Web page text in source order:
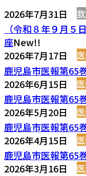
2026年7月31日
（令和８年９月５
座New!!
2026年7月17日
鹿児島市医報第65
2026年6月15日
鹿児島市医報第65
2026年5月20日
鹿児島市医報第65
2026年4月15日
鹿児島市医報第65
2026年3月16日